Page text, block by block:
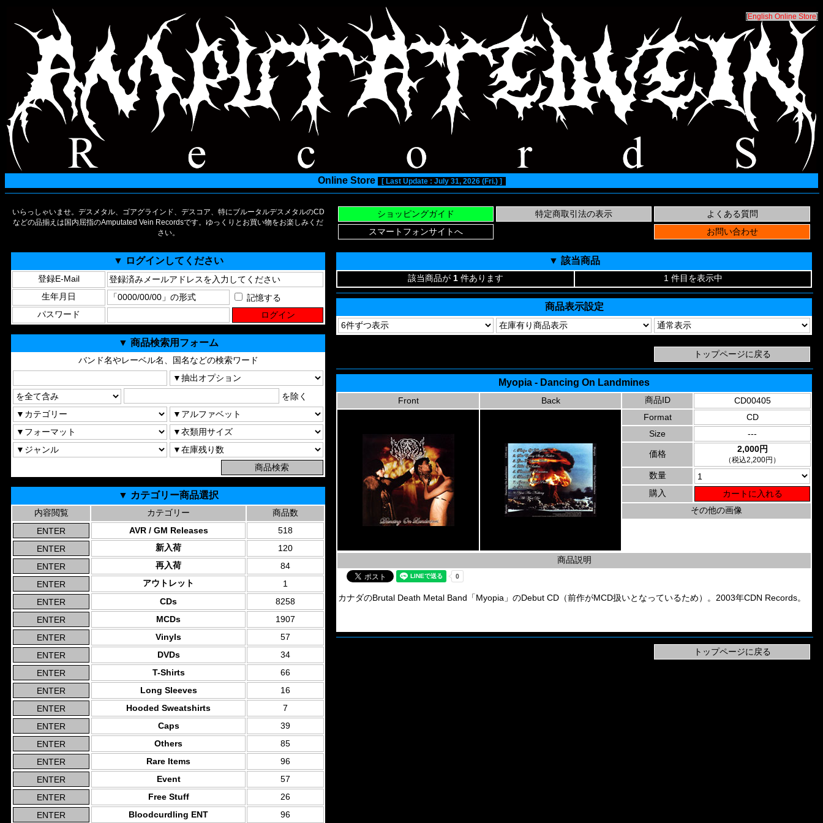
[English Online Store]
Online Store [ Last Update : July 31, 2026 (Fri.) ]
いらっしゃいませ。デスメタル、ゴアグラインド、デスコア、特にブルータルデスメタルのCD
などの品揃えは国内屈指のAmputated Vein Recordsです。ゆっくりとお買い物をお楽しみくだ
さい。
▼ ログインしてください
登録E-Mail
生年月日
記憶する
パスワード
▼ 商品検索用フォーム
バンド名やレーベル名、国名などの検索ワード
を除く
▼ カテゴリー商品選択
内容閲覧 カテゴリー
商品数
AVR / GM Releases
518
新入荷
120
再入荷
84
アウトレット
1
CDs
8258
MCDs
1907
Vinyls
57
DVDs
34
T-Shirts
66
Long Sleeves
16
Hooded Sweatshirts
7
Caps
39
Others
85
Rare Items
96
Event
57
Free Stuff
26
Bloodcurdling ENT
96
▼ 該当商品
該当商品が 1 件あります 1 件目を表示中
商品表示設定
Myopia - Dancing On Landmines
Front Back 商品ID
CD00405
Format
CD
Size
---
価格 2,000円
（税込2,200円）
数量
購入
その他の画像
商品説明
カナダのBrutal Death Metal Band「Myopia」のDebut CD（前作がMCD扱いとなっているため）。2003年CDN Records。